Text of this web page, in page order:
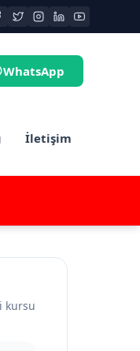
İletişim
WhatsApp
kursu